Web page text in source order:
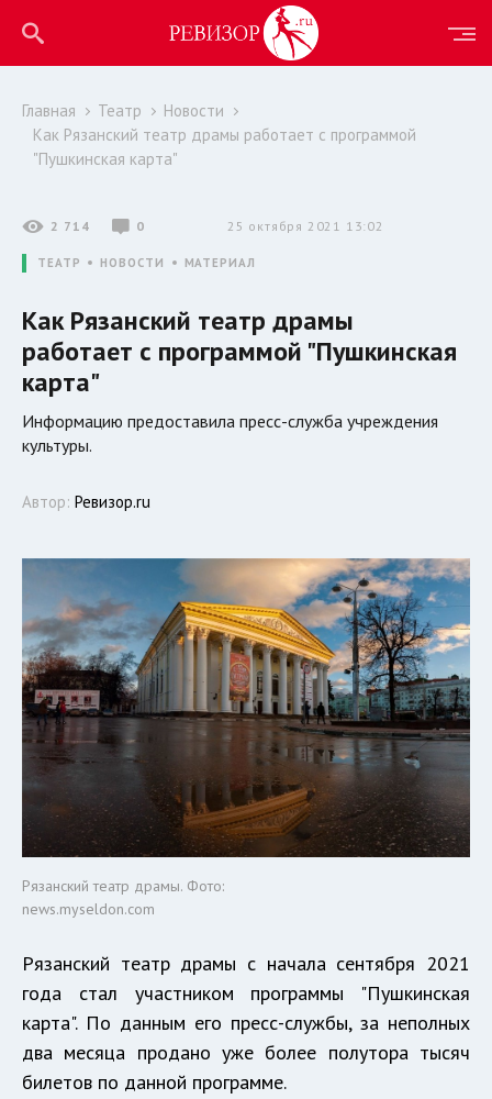
Главная Театр
Новости
Как Рязанский театр драмы работает с программой
"Пушкинская карта"
2 714 0 25 октября 2021 13:02
ТЕАТР НОВОСТИ МАТЕРИАЛ
Как Рязанский театр драмы
работает с программой "Пушкинская
карта"
Информацию предоставила пресс-служба учреждения
культуры.
Автор: Ревизор.ru
Рязанский театр драмы. Фото:
news.myseldon.com
Рязанский театр драмы с начала сентября 2021
года стал участником программы "Пушкинская
карта". По данным его пресс-службы, за неполных
два месяца продано уже более полутора тысяч
билетов по данной программе.